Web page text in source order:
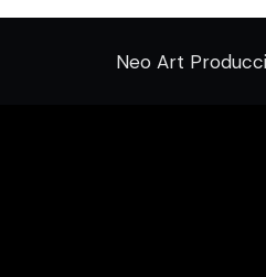
Neo Art